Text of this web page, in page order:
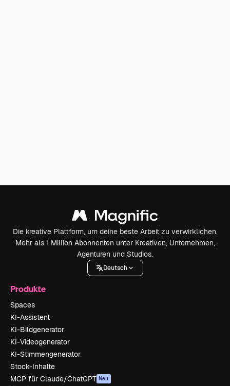
Die kreative Plattform, um deine beste Arbeit zu verwirklichen.
Mehr als 1 Million Abonnenten unter Kreativen, Unternehmen,
Agenturen und Studios.
Deutsch
Produkte
Spaces
KI-Assistent
KI-Bildgenerator
KI-Videogenerator
KI-Stimmengenerator
Stock-Inhalte
MCP für Claude/ChatGPT Neu